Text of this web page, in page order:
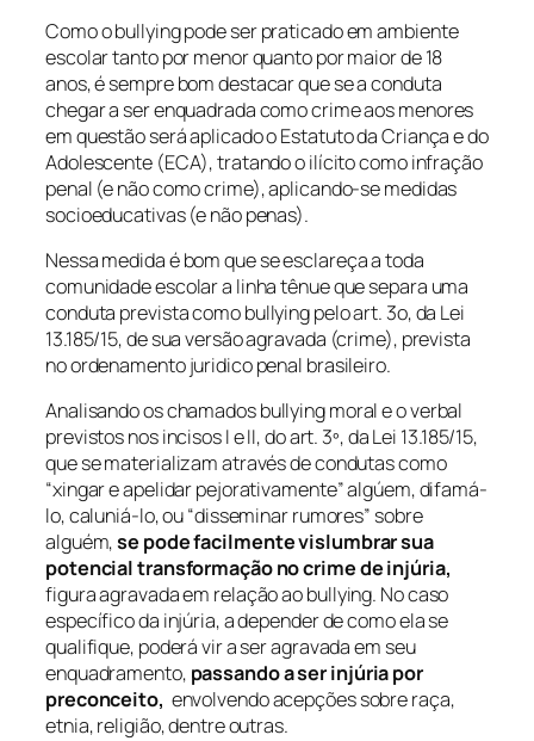
Como obullyingpode ser praticado em ambiente
escolar tanto por menor quanto por maior de 18
anos, é sempre bom destacar que se a conduta
chegar a ser enquadrada como crime aos menores
em questão será aplicado o Estatuto da Criança e do
Adolescente (ECA), tratando o ilícito como infração
penal (e não como crime), aplicando-se medidas
socioeducativas (e não penas).
Nessa medida é bom que se esclareça a toda
comunidade escolar a linha tênue que separa uma
conduta prevista comobullyingpelo art. 3o, da Lei
13.185/15, de sua versão agravada (crime), prevista
no ordenamento juridico penal brasileiro.
Analisando os chamadosbullyingmoral e o verbal
previstos nos incisos I e II, do art. 3º, da Lei 13.185/15,
que se materializam através de condutas como
“xingar e apelidar pejorativamente” algúem, difamá-
lo, caluniá-lo, ou “disseminar rumores” sobre
alguém,se pode facilmente vislumbrar sua
potencial transformação no crime de injúria,
figura agravada em relação aobullying. No caso
específico da injúria, a depender de como ela se
qualifique, poderá vir a ser agravada em seu
enquadramento, passando a ser injúria por
preconceito, envolvendo acepções sobre raça,
etnia, religião, dentre outras.